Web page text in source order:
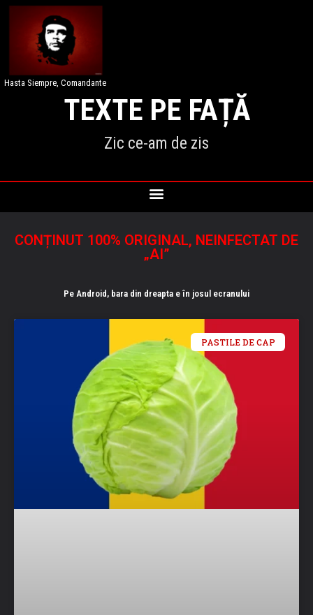
Hasta Siempre, Comandante
TEXTE PE FAȚĂ
Zic ce-am de zis
CONȚINUT 100% ORIGINAL, NEINFECTAT DE
„AI”
Pe Android, bara din dreapta e în josul ecranului
PASTILE DE CAP